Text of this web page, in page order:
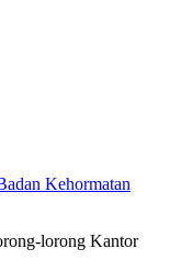
Kehormatan
lorong Kantor